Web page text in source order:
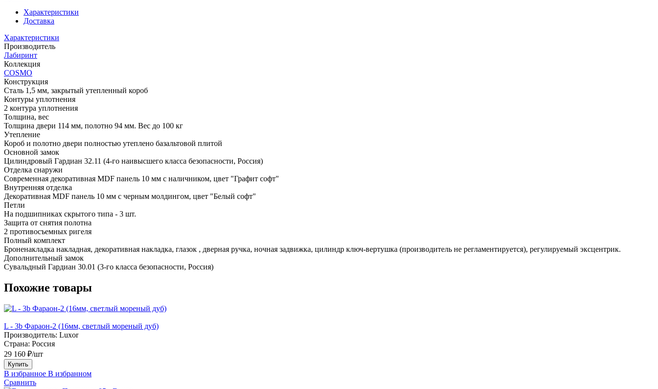
Характеристики
Доставка
Характеристики
Производитель
Лабиринт
Коллекция
COSMO
Конструкция
Сталь 1,5 мм, закрытый утепленный короб
Контуры уплотнения
2 контура уплотнения
Толщина, вес
Толщина двери 114 мм, полотно 94 мм. Вес до 100 кг
Утепление
Короб и полотно двери полностью утеплено базальтовой плитой
Основной замок
Цилиндровый Гардиан 32.11 (4-го наивысшего класса безопасности, Россия)
Отделка снаружи
Современная декоративная MDF панель 10 мм с наличником, цвет "Графит софт"
Внутренняя отделка
Декоративная MDF панель 10 мм с черным молдингом, цвет "Белый софт"
Петли
На подшипниках скрытого типа - 3 шт.
Защита от снятия полотна
2 противосъемных ригеля
Полный комплект
Броненакладка накладная, декоративная накладка, глазок , дверная ручка, ночная задвижка, цилиндр ключ-вертушка (производитель не регламентируется), регулируемый эксцентрик.
Дополнительный замок
Сувальдный Гардиан 30.01 (3-го класса безопасности, Россия)
Похожие товары
L - 3b Фараон-2 (16мм, светлый мореный дуб)
Производитель: Luxor
Страна: Россия
29 160 ₽/шт
Купить
В избранное В избранном
Сравнить